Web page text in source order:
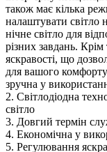
також має кілька
налаштувати світло
нічне світло для
різних завдань.
яскравості, що
для вашого
зручна у
2. Світлодіодна
світло
3. Довгий термін
4. Економічна у
5. Регулювання